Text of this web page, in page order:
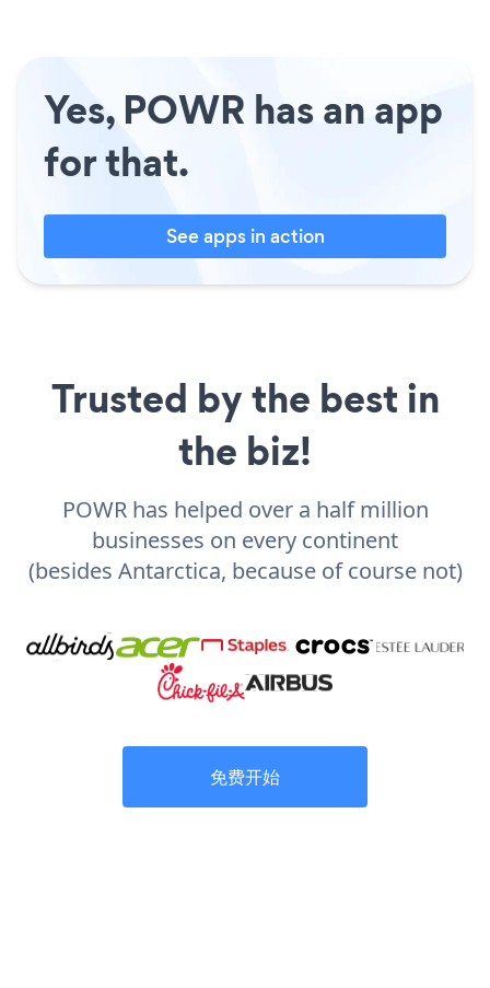
Yes, POWR has an app
for that.
See apps in action
Trusted by the best in
the biz!
POWR has helped over a half million
businesses on every continent
(besides Antarctica, because of course not)
免费开始